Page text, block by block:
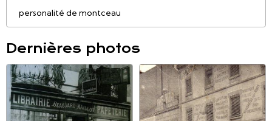
personalité de montceau
Dernières photos